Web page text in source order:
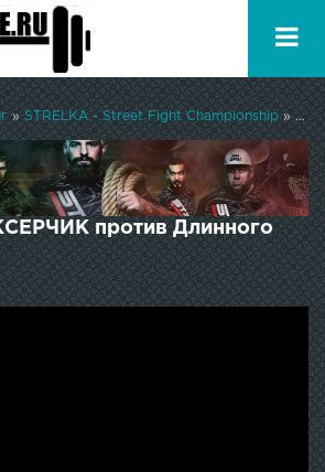
»STRELKA - Street Fight Championship » СУТУЛЫЙ БОКСЕРЧИК против Длинного
против Длинного